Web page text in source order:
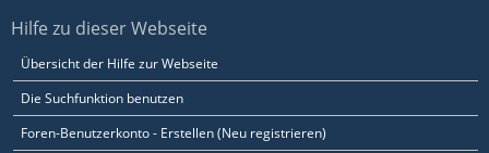
Hilfe zu dieser Webseite
Übersicht der Hilfe zur Webseite
Die Suchfunktion benutzen
Foren-Benutzerkonto - Erstellen (Neu registrieren)